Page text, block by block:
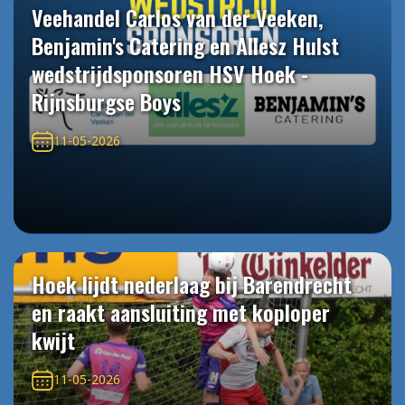
Veehandel Carlos van der Veeken,
Benjamin's Catering en Allesz Hulst
wedstrijdsponsoren HSV Hoek -
Rijnsburgse Boys
11-05-2026
Hoek lijdt nederlaag bij Barendrecht
en raakt aansluiting met koploper
kwijt
11-05-2026